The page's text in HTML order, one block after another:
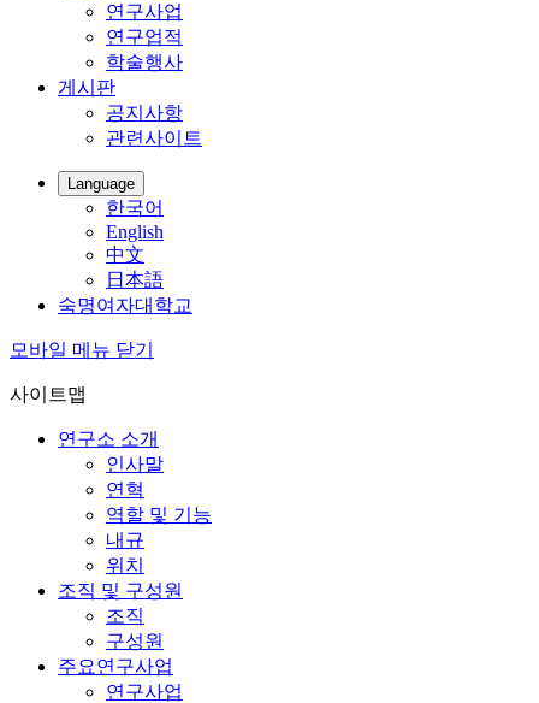
연구사업
연구업적
학술행사
게시판
공지사항
관련사이트
Language
한국어
English
中文
日本語
숙명여자대학교
모바일 메뉴 닫기
사이트맵
연구소 소개
인사말
연혁
역할 및 기능
내규
위치
조직 및 구성원
조직
구성원
주요연구사업
연구사업